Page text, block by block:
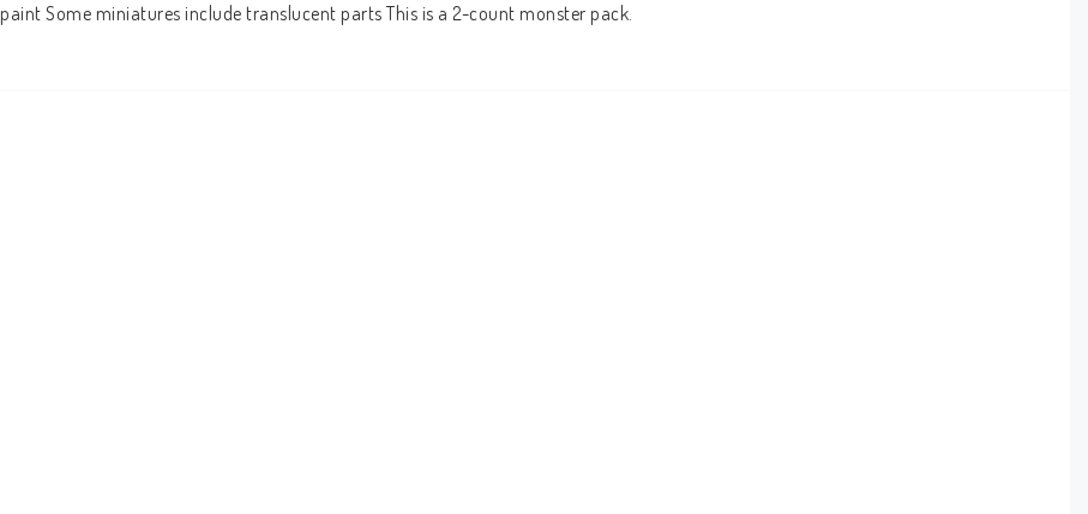
paint Some miniatures include translucent parts This is a 2-count monster pack.